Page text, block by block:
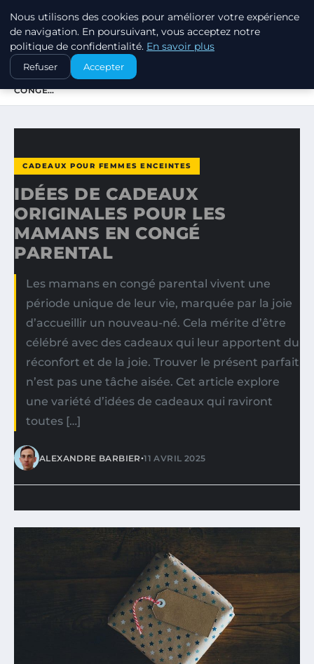
SWISSTALES
ACCUEIL
CADEAUX POUR FEMMES ENCEINTES
IDÉES DE CADEAUX ORIGINALES POUR LES MAMANS EN
CONGÉ…
CADEAUX POUR FEMMES ENCEINTES
IDÉES DE CADEAUX
ORIGINALES POUR LES
MAMANS EN CONGÉ
PARENTAL
Les mamans en congé parental vivent une
période unique de leur vie, marquée par la joie
d’accueillir un nouveau-né. Cela mérite d’être
célébré avec des cadeaux qui leur apportent du
réconfort et de la joie. Trouver le présent parfait
n’est pas une tâche aisée. Cet article explore
une variété d’idées de cadeaux qui raviront
toutes […]
ALEXANDRE BARBIER•11 AVRIL 2025
Nous utilisons des cookies pour améliorer votre expérience
de navigation. En poursuivant, vous acceptez notre
politique de confidentialité. En savoir plus
Refuser Accepter